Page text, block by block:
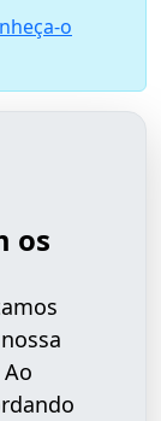
o
os
Ao